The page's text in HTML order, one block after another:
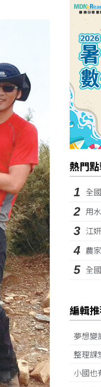
熱門
1 全
2 用
3 江
4 農
5 全
編輯
夢想
整理
小國